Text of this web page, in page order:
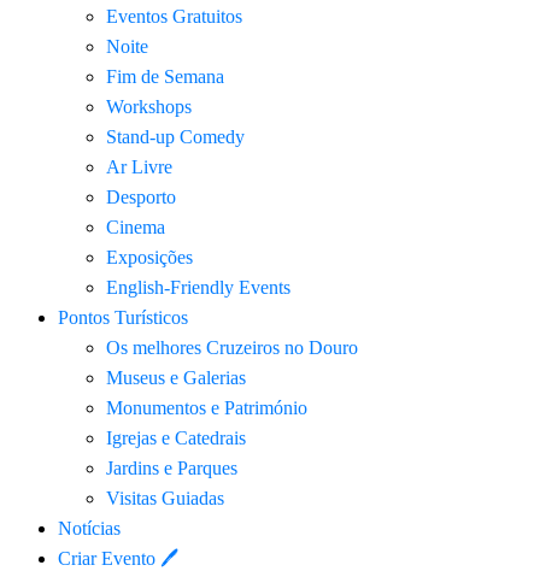
Eventos Gratuitos
Noite
Fim de Semana
Workshops
Stand-up Comedy
Ar Livre
Desporto
Cinema
Exposições
English-Friendly Events
Pontos Turísticos
Os melhores Cruzeiros no Douro​
Museus e Galerias
Monumentos e Património
Igrejas e Catedrais
Jardins e Parques
Visitas Guiadas
Notícias
Criar Evento 🖊